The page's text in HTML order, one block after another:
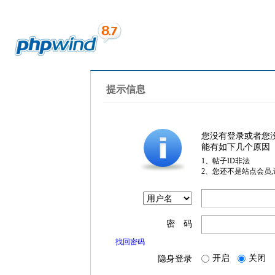
提示信息
您没有登录或者您
能有如下几个原因
1、帖子ID非法
2、您还不是站点会员
密 码
找回密码
隐身登录 开启 关闭